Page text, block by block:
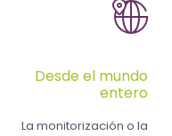
Desde el mundo
entero
La monitorización o la